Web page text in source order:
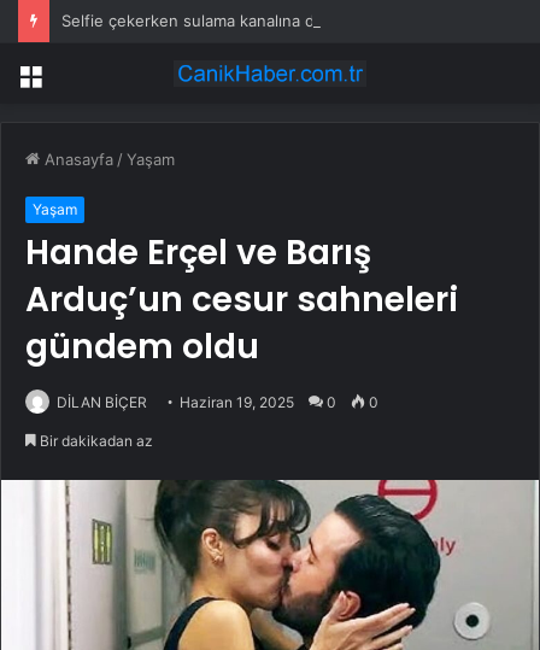
Selfie çekerken sulama kanalına düştü
Menü
Anasayfa /Yaşam
Yaşam
Hande Erçel ve Barış
Arduç’un cesur sahneleri
gündem oldu
DİLAN BİÇER Haziran 19, 2025 0 0
Bir dakikadan az